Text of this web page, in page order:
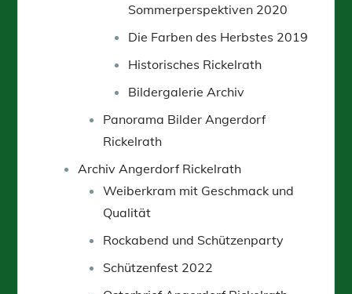
Sommerperspektiven 2020
Die Farben des Herbstes 2019
Historisches Rickelrath
Bildergalerie Archiv
Panorama Bilder Angerdorf
Rickelrath
Archiv Angerdorf Rickelrath
Weiberkram mit Geschmack und
Qualität
Rockabend und Schützenparty
Schützenfest 2022